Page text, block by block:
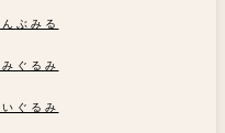
ぶみる
みぐるみ
ぐるみ